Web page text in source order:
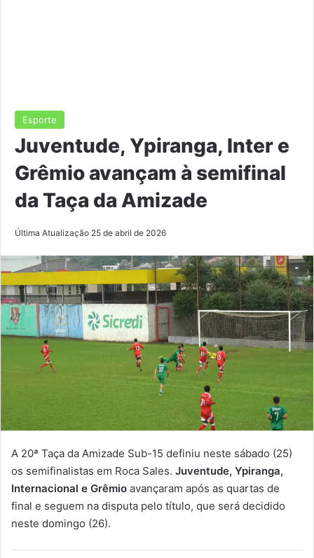
Esporte
Juventude, Ypiranga, Inter e
Grêmio avançam à semifinal
da Taça da Amizade
Última Atualização 25 de abril de 2026
A 20ª Taça da Amizade Sub-15 definiu neste sábado (25)
os semifinalistas em Roca Sales. Juventude, Ypiranga,
Internacional e Grêmio avançaram após as quartas de
final e seguem na disputa pelo título, que será decidido
neste domingo (26).